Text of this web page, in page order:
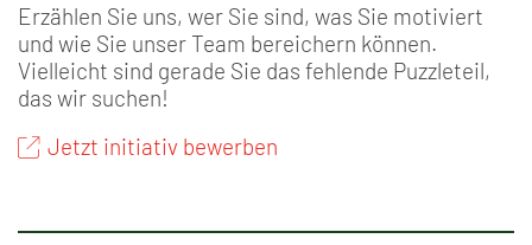
Erzählen Sie uns, wer Sie sind, was Sie motiviert
und wie Sie unser Team bereichern können.
Vielleicht sind gerade Sie das fehlende Puzzleteil,
das wir suchen!
Jetzt initiativ bewerben